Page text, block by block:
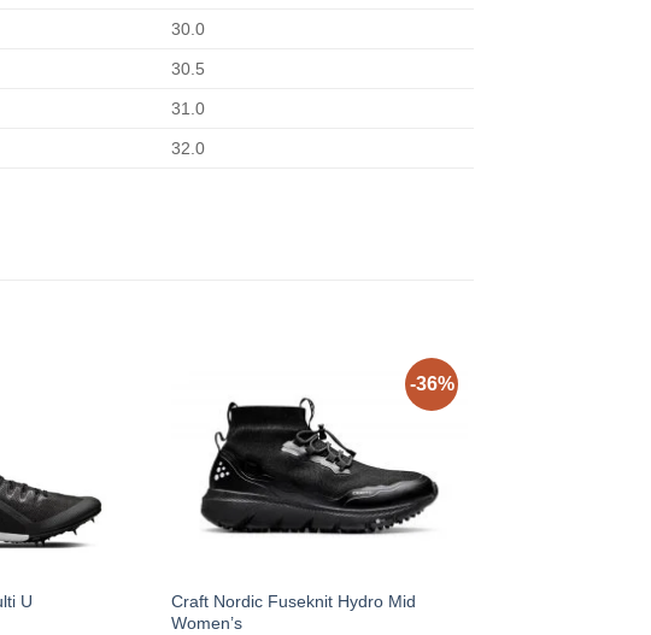
30.0
30.5
31.0
32.0
U
-36%
Craft Nordic Fuseknit Hydro Mid
Women’s